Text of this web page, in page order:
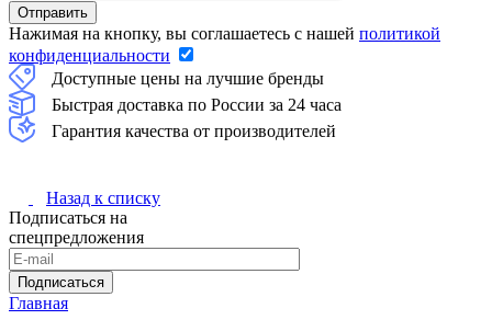
Нажимая на кнопку, вы соглашаетесь с нашей политикой
конфиденциальности
Доступные цены на лучшие бренды
Быстрая доставка по России за 24 часа
Гарантия качества от производителей
Назад к списку
Подписаться на
спецпредложения
Подписаться
Главная